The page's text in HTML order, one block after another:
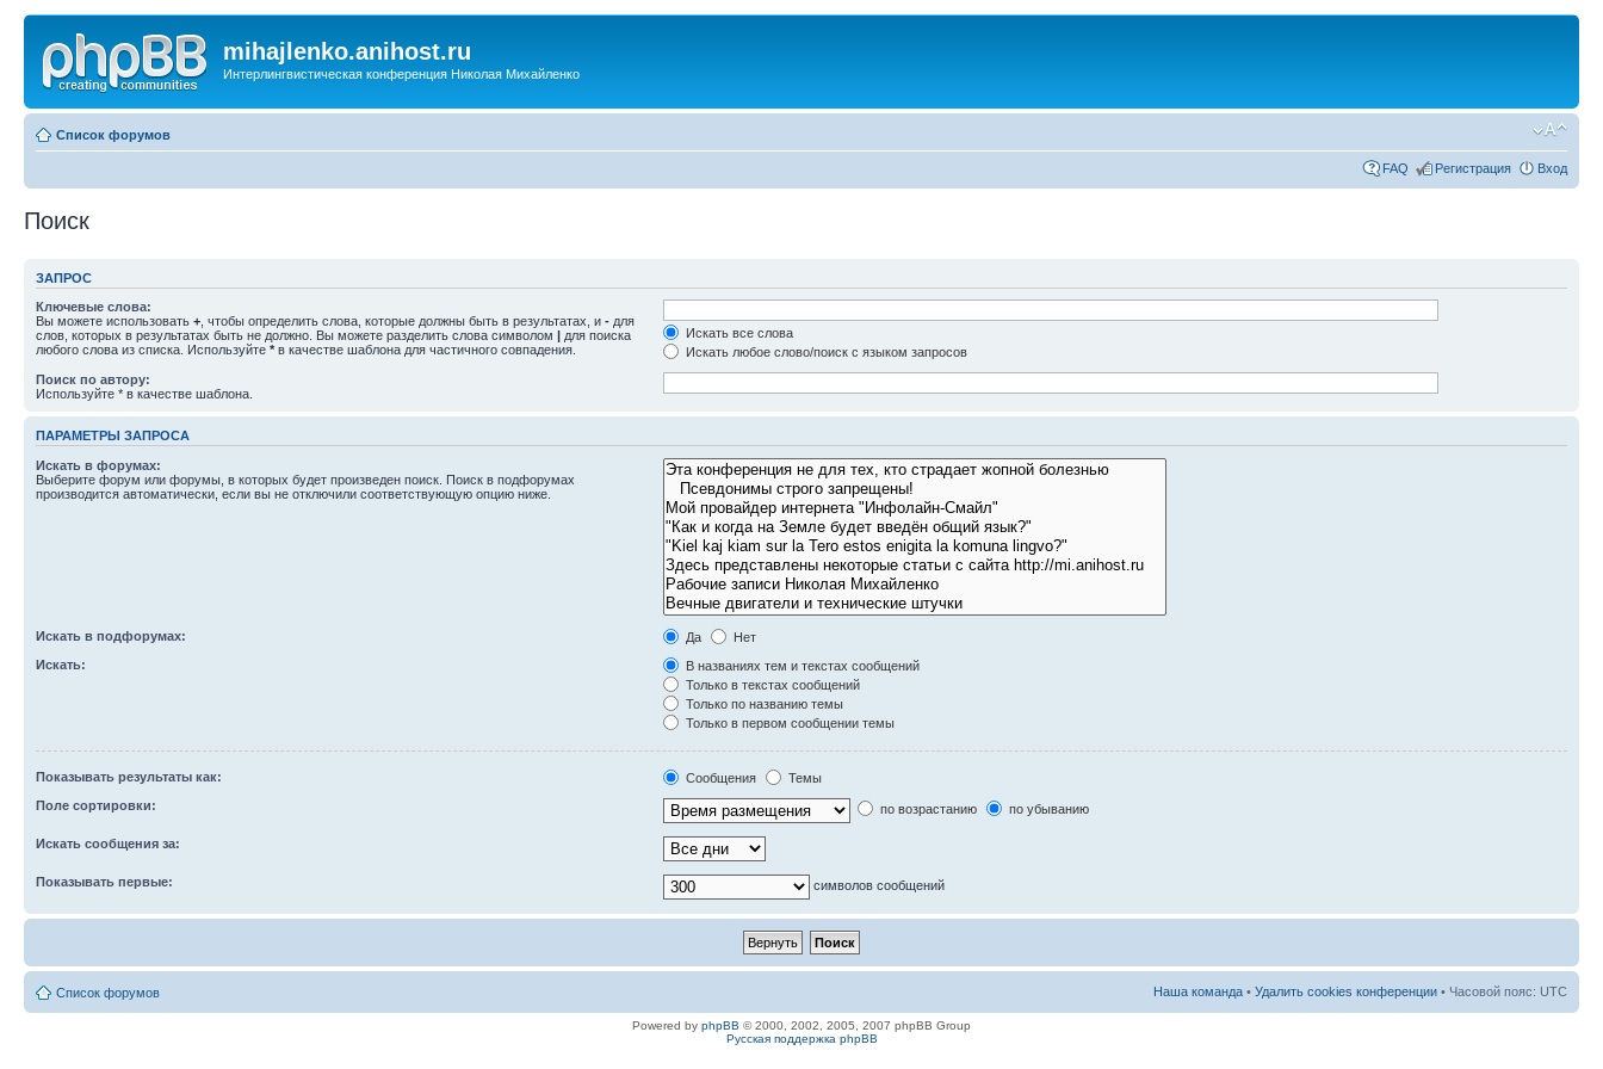
mihajlenko.anihost.ru
Интерлингвистическая конференция Николая Михайленко
Список форумов
FAQ Регистрация Вход
Поиск
ЗАПРОС
Ключевые слова:
Вы можете использовать + , чтобы определить слова, которые должны быть в результатах, и - для
слов, которых в результатах быть не должно. Вы можете разделить слова символом | для поиска
любого слова из списка. Используйте * в качестве шаблона для частичного совпадения.
Искать все слова
Искать любое слово/поиск с языком запросов
Поиск по автору:
Используйте * в качестве шаблона.
ПАРАМЕТРЫ ЗАПРОСА
Искать в форумах:
Выберите форум или форумы, в которых будет произведен поиск. Поиск в подфорумах
производится автоматически, если вы не отключили соответствующую опцию ниже.
Искать в подфорумах: Да
Нет
Искать:
В названиях тем и текстах сообщений
Только в текстах сообщений
Только по названию темы
Только в первом сообщении темы
Показывать результаты как: Сообщения
Темы
Поле сортировки:
по возрастанию по убыванию
Искать сообщения за:
Показывать первые: символов сообщений
Список форумов Наша команда • Удалить cookies конференции • Часовой пояс: UTC
Powered by phpBB © 2000, 2002, 2005, 2007 phpBB Group
Русская поддержка phpBB